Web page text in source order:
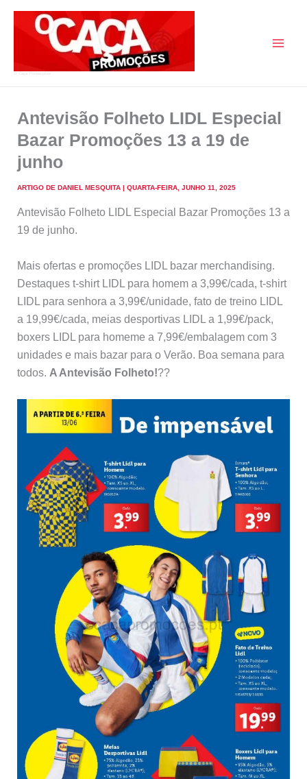
Antevisão Folheto LIDL Especial
Bazar Promoções 13 a 19 de
junho
ARTIGO DE DANIEL MESQUITA | QUARTA-FEIRA, JUNHO 11, 2025
Antevisão Folheto LIDL Especial Bazar Promoções 13 a
19 de junho.
Mais ofertas e promoções LIDL bazar merchandising.
Destaques t-shirt LIDL para homem a 3,99€/cada, t-shirt
LIDL para senhora a 3,99€/unidade, fato de treino LIDL
a 19,99€/cada, meias desportivas LIDL a 1,99€/pack,
boxers LIDL para homeme a 7,99€/embalagem com 3
unidades e mais bazar para o Verão. Boa semana para
todos. A Antevisão Folheto!??